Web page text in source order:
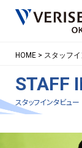
NEWS
HOME スタッフ
STAFF
スタッフインタビュー